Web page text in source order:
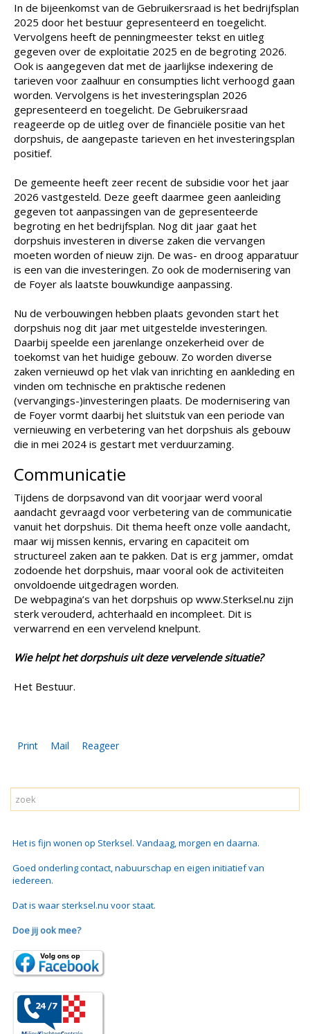
In de bijeenkomst van de Gebruikersraad is het bedrijfsplan
2025 door het bestuur gepresenteerd en toegelicht.
Vervolgens heeft de penningmeester tekst en uitleg
gegeven over de exploitatie 2025 en de begroting 2026.
Ook is aangegeven dat met de jaarlijkse indexering de
tarieven voor zaalhuur en consumpties licht verhoogd gaan
worden. Vervolgens is het investeringsplan 2026
gepresenteerd en toegelicht. De Gebruikersraad
reageerde op de uitleg over de financiële positie van het
dorpshuis, de aangepaste tarieven en het investeringsplan
positief.
De gemeente heeft zeer recent de subsidie voor het jaar
2026 vastgesteld. Deze geeft daarmee geen aanleiding
gegeven tot aanpassingen van de gepresenteerde
begroting en het bedrijfsplan. Nog dit jaar gaat het
dorpshuis investeren in diverse zaken die vervangen
moeten worden of nieuw zijn. De was- en droog apparatuur
is een van die investeringen. Zo ook de modernisering van
de Foyer als laatste bouwkundige aanpassing.
Nu de verbouwingen hebben plaats gevonden start het
dorpshuis nog dit jaar met uitgestelde investeringen.
Daarbij speelde een jarenlange onzekerheid over de
toekomst van het huidige gebouw. Zo worden diverse
zaken vernieuwd op het vlak van inrichting en aankleding en
vinden om technische en praktische redenen
(vervangings-)investeringen plaats. De modernisering van
de Foyer vormt daarbij het sluitstuk van een periode van
vernieuwing en verbetering van het dorpshuis als gebouw
die in mei 2024 is gestart met verduurzaming.
Communicatie
Tijdens de dorpsavond van dit voorjaar werd vooral
aandacht gevraagd voor verbetering van de communicatie
vanuit het dorpshuis. Dit thema heeft onze volle aandacht,
maar wij missen kennis, ervaring en capaciteit om
structureel zaken aan te pakken. Dat is erg jammer, omdat
zodoende het dorpshuis, maar vooral ook de activiteiten
onvoldoende uitgedragen worden.
De webpagina’s van het dorpshuis op www.Sterksel.nu zijn
sterk verouderd, achterhaald en incompleet. Dit is
verwarrend en een vervelend knelpunt.
Wie helpt het dorpshuis uit deze vervelende situatie?
Het Bestuur.
Print Mail Reageer
Het is fijn wonen op Sterksel. Vandaag, morgen en daarna.
Goed onderling contact, nabuurschap en eigen initiatief van
iedereen.
Dat is waar sterksel.nu voor staat.
Doe jij ook mee?